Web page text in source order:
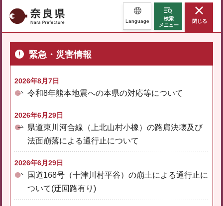
奈良県 Language
検索
メニュー
閉じる
緊急・災害情報
2026年8月7日
令和8年熊本地震への本県の対応等について
2026年6月29日
県道東川河合線（上北山村小橡）の路肩決壊及び
法面崩落による通行止について
2026年6月29日
国道168号（十津川村平谷）の崩土による通行止に
ついて(迂回路有り)